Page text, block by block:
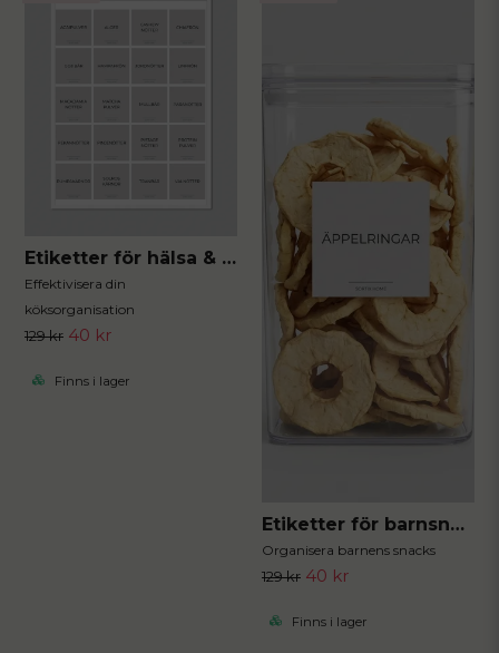
Etiketter för hälsa & boost 20st 5x5 cm
Effektivisera din
köksorganisation
129 kr 40 kr
Finns i lager
Etiketter för barnsnacks 20 st 5x5 cm
Organisera barnens snacks
129 kr 40 kr
Finns i lager